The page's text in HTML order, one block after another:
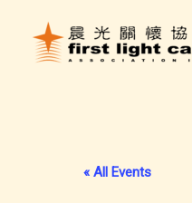
« All Events